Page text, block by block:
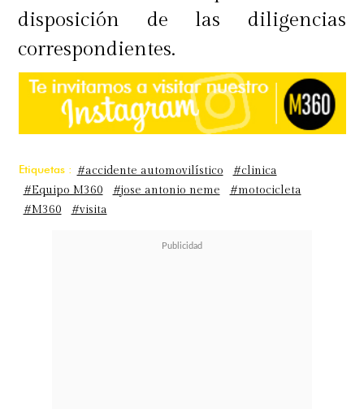
disposición de las diligencias
correspondientes.
Etiquetas : #accidente automovilístico
#clinica
#Equipo M360
#jose antonio neme
#motocicleta
#M360
#visita